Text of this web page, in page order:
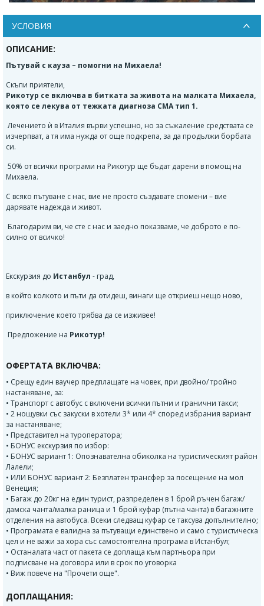
УСЛОВИЯ
ОПИСАНИЕ:
Пътувай с кауза – помогни на Михаела!
Скъпи приятели,
Рикотур се включва в битката за живота на малката Михаела,
която се лекува от тежката диагноза СМА тип 1.
Лечението ѝ в Италия върви успешно, но за съжаление средствата се
изчерпват, а тя има нужда от още подкрепа, за да продължи борбата
си.
50% от всички програми на Рикотур ще бъдат дарени в помощ на
Михаела.
С всяко пътуване с нас, вие не просто създавате спомени – вие
дарявате надежда и живот.
Благодарим ви, че сте с нас и заедно показваме, че доброто е по-
силно от всичко!
Екскурзия до Истанбул - град,
в който колкото и пъти да отидеш, винаги ще откриеш нещо ново,
приключение което трябва да се изживее!
Предложение на Рикотур!
ОФЕРТАТА ВКЛЮЧВА:
• Срещу един ваучер предплащате на човек, при двойно/ тройно
настаняване, за:
• Транспорт с автобус с включени всички пътни и гранични такси;
• 2 нощувки със закуски в хотели 3* или 4* според избрания вариант
за настаняване;
• Представител на туроператора;
• БОНУС екскурзия по избор:
• БОНУС вариант 1: Опознавателна обиколка на туристическият район
Лалели;
• ИЛИ БОНУС вариант 2: Безплатен трансфер за посещение на мол
Венеция;
• Багаж до 20кг на един турист, разпределен в 1 брой ръчен багаж/
дамска чанта/малка раница и 1 брой куфар (пътна чанта) в багажните
отделения на автобуса. Всеки следващ куфар се таксува допълнително;
• Програмата е валидна за пътуващи единствено и само с туристическа
цел и не важи за хора със самостоятелна програма в Истанбул;
• Останалата част от пакета се доплаща към партньора при
подписване на договора или в срок по уговорка
• Виж повече на "Прочети още".
ДОПЛАЩАНИЯ: